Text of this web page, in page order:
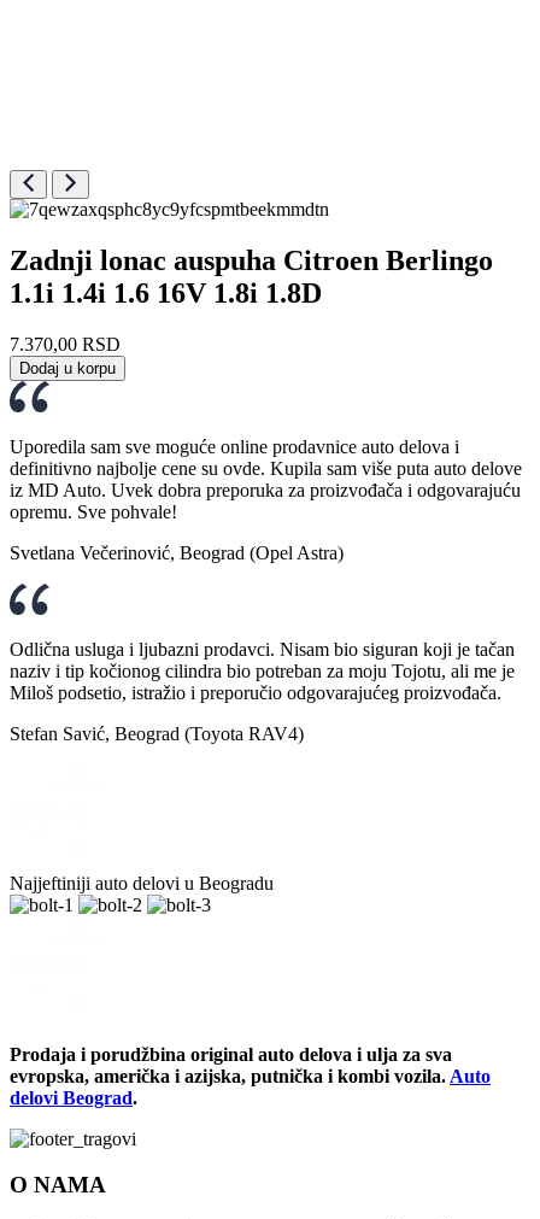
Zadnji lonac auspuha Citroen Berlingo
1.1i 1.4i 1.6 16V 1.8i 1.8D
7.370,00 RSD
Dodaj u korpu
Uporedila sam sve moguće online prodavnice auto delova i
definitivno najbolje cene su ovde. Kupila sam više puta auto delove
iz MD Auto. Uvek dobra preporuka za proizvođača i odgovarajuću
opremu. Sve pohvale!
Svetlana Večerinović, Beograd (Opel Astra)
Odlična usluga i ljubazni prodavci. Nisam bio siguran koji je tačan
naziv i tip kočionog cilindra bio potreban za moju Tojotu, ali me je
Miloš podsetio, istražio i preporučio odgovarajućeg proizvođača.
Stefan Savić, Beograd (Toyota RAV4)
Najjeftiniji auto delovi u Beogradu
Prodaja i porudžbina original auto delova i ulja za sva
evropska, američka i azijska, putnička i kombi vozila. Auto
delovi Beograd.
O NAMA